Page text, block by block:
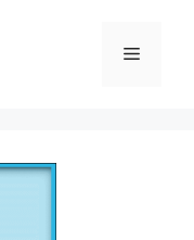
메